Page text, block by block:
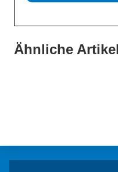
Ähnliche Artikel
21. Juli 2026